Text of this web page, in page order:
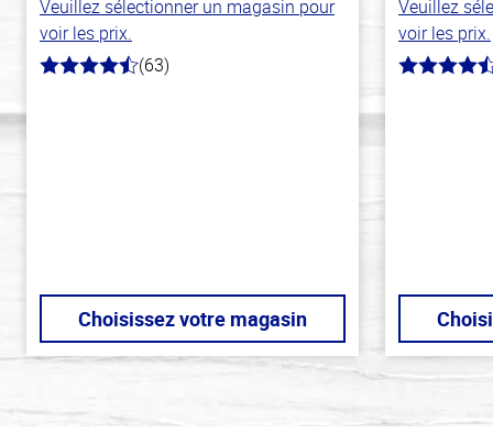
Veuillez sélectionner un magasin pour
voir les prix.
4.6
(63)
Choisissez votre magasin
Veuillez
voir les prix.
4.6